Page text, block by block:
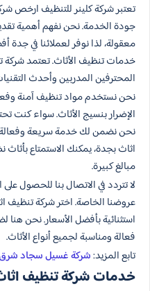
تعتبر شركة كلينر للتنظيف ارخص
جودة الخدمة. نحن نفهم أهمية
معقولة، لذا نوفر لعملائنا في
خدمات تنظيف الأثاث. تعتمد
المحترفين المدربين وأحدث
نحن نستخدم مواد تنظيف آمنة
الإضرار بنسيج الأثاث. سواء كنت
نحن نضمن لك خدمة سريعة وفعالة
اثاث بجدة، يمكنك الاستمتاع
مبالغ كبيرة.
لا تتردد في الاتصال بنا للحصول
عروضنا الخاصة. اختر شركة تنظيف
استثنائية بأفضل الأسعار. نحن
فعالة ومناسبة لجميع أنواع الأثاث.
تابع المزيد:شركة غسيل سجاد شرق
خدمات شركة تنظيف